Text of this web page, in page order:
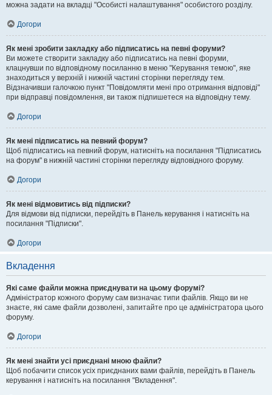
можна задати на вкладці "Особисті налаштування" особистого розділу.
Догори
Як мені зробити закладку або підписатись на певні форуми?
Ви можете створити закладку або підписатись на певні форуми,
клацнувши по відповідному посиланню в меню "Керування темою", яке
знаходиться у верхній і нижній частині сторінки перегляду тем.
Відзначивши галочкою пункт "Повідомляти мені про отримання відповіді"
при відправці повідомлення, ви також підпишетеся на відповідну тему.
Догори
Як мені підписатись на певний форум?
Щоб підписатись на певний форум, натисніть на посилання "Підписатись
на форум" в нижній частині сторінки перегляду відповідного форуму.
Догори
Як мені відмовитись від підписки?
Для відмови від підписки, перейдіть в Панель керування і натисніть на
посилання "Підписки".
Догори
Вкладення
Які саме файли можна приєднувати на цьому форумі?
Адміністратор кожного форуму сам визначає типи файлів. Якщо ви не
знаєте, які саме файли дозволені, запитайте про це адміністратора цього
форуму.
Догори
Як мені знайти усі приєднані мною файли?
Щоб побачити список усіх приєднаних вами файлів, перейдіть в Панель
керування і натисніть на посилання "Вкладення".